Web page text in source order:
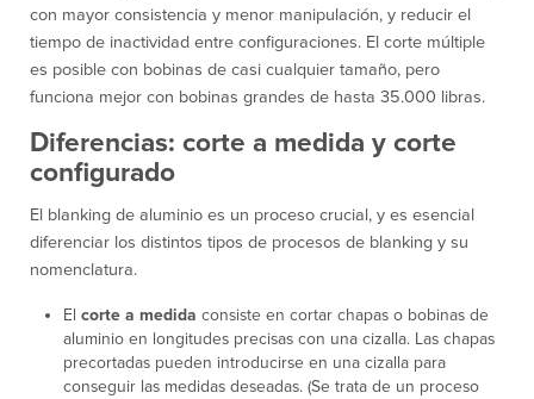
con mayor consistencia y menor manipulación, y reducir el
tiempo de inactividad entre configuraciones. El corte múltiple
es posible con bobinas de casi cualquier tamaño, pero
funciona mejor con bobinas grandes de hasta 35.000 libras.
Diferencias: corte a medida y corte
configurado
El blanking de aluminio es un proceso crucial, y es esencial
diferenciar los distintos tipos de procesos de blanking y su
nomenclatura.
El corte a medida consiste en cortar chapas o bobinas de
aluminio en longitudes precisas con una cizalla. Las chapas
precortadas pueden introducirse en una cizalla para
conseguir las medidas deseadas. (Se trata de un proceso